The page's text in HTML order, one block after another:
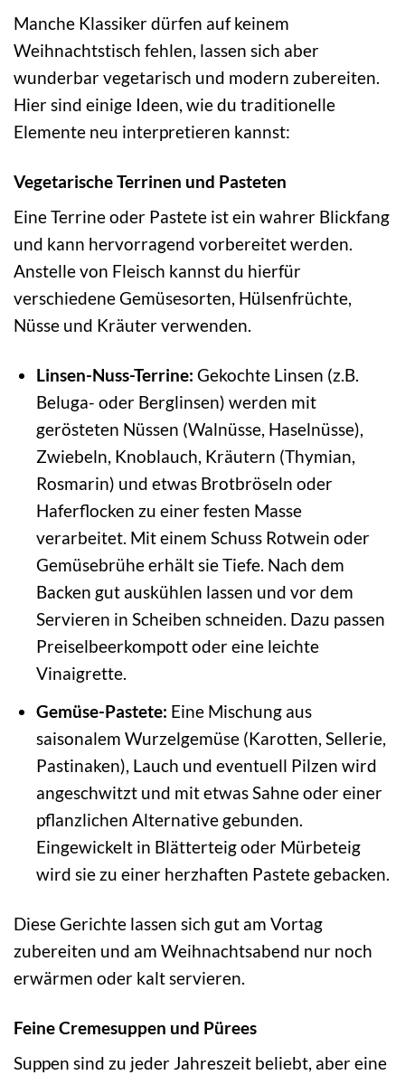
Manche Klassiker dürfen auf keinem
Weihnachtstisch fehlen, lassen sich aber
wunderbar vegetarisch und modern zubereiten.
Hier sind einige Ideen, wie du traditionelle
Elemente neu interpretieren kannst:
Vegetarische Terrinen und Pasteten
Eine Terrine oder Pastete ist ein wahrer Blickfang
und kann hervorragend vorbereitet werden.
Anstelle von Fleisch kannst du hierfür
verschiedene Gemüsesorten, Hülsenfrüchte,
Nüsse und Kräuter verwenden.
Linsen-Nuss-Terrine: Gekochte Linsen (z.B.
Beluga- oder Berglinsen) werden mit
gerösteten Nüssen (Walnüsse, Haselnüsse),
Zwiebeln, Knoblauch, Kräutern (Thymian,
Rosmarin) und etwas Brotbröseln oder
Haferflocken zu einer festen Masse
verarbeitet. Mit einem Schuss Rotwein oder
Gemüsebrühe erhält sie Tiefe. Nach dem
Backen gut auskühlen lassen und vor dem
Servieren in Scheiben schneiden. Dazu passen
Preiselbeerkompott oder eine leichte
Vinaigrette.
Gemüse-Pastete: Eine Mischung aus
saisonalem Wurzelgemüse (Karotten, Sellerie,
Pastinaken), Lauch und eventuell Pilzen wird
angeschwitzt und mit etwas Sahne oder einer
pflanzlichen Alternative gebunden.
Eingewickelt in Blätterteig oder Mürbeteig
wird sie zu einer herzhaften Pastete gebacken.
Diese Gerichte lassen sich gut am Vortag
zubereiten und am Weihnachtsabend nur noch
erwärmen oder kalt servieren.
Feine Cremesuppen und Pürees
Suppen sind zu jeder Jahreszeit beliebt, aber eine